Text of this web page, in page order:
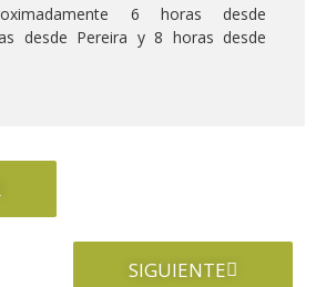
6 horas desde
desde Pereira y 8 horas desde
SIGUIENTE